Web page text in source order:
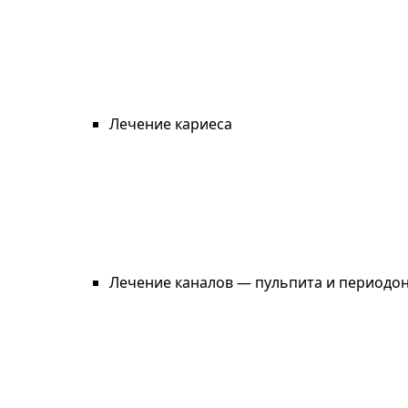
Лечение кариеса
Лечение каналов — пульпита и